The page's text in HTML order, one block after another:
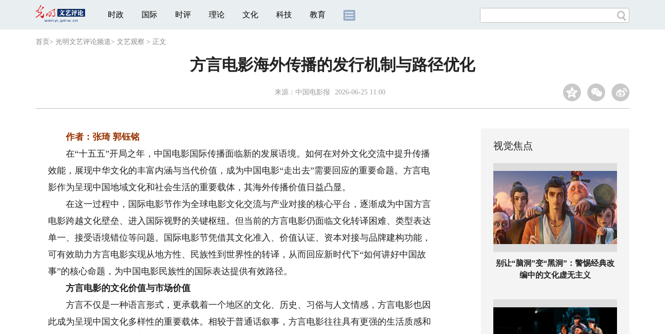
时政 国际 时评 理论 文化 科技 教育
首页 > 光明文艺评论频道> 文艺观察 > 正文
方言电影海外传播的发行机制与路径优化
来源： 中国电影报 2026-06-25 11:00
作者：张琦 郭钰铭
在“十五五”开局之年，中国电影国际传播面临新的发展语境。如何在对外文化交流中提升传播
效能，展现中华文化的丰富内涵与当代价值，成为中国电影“走出去”需要回应的重要命题。方言电
影作为呈现中国地域文化和社会生活的重要载体，其海外传播价值日益凸显。
在这一过程中，国际电影节作为全球电影文化交流与产业对接的核心平台，逐渐成为中国方言
电影跨越文化壁垒、进入国际视野的关键枢纽。但当前的方言电影仍面临文化转译困难、类型表达
单一、接受语境错位等问题。国际电影节凭借其文化准入、价值认证、资本对接与品牌建构功能，
可有效助力方言电影实现从地方性、民族性到世界性的转译，从而回应新时代下“如何讲好中国故
事”的核心命题，为中国电影民族性的国际表达提供有效路径。
方言电影的文化价值与市场价值
方言不仅是一种语言形式，更承载着一个地区的文化、历史、习俗与人文情感，方言电影也因
此成为呈现中国文化多样性的重要载体。相较于普通话叙事，方言电影往往具有更强的生活质感和
视觉焦点
别让“脑洞”变“黑洞”：警惕经典改
编中的文化虚无主义